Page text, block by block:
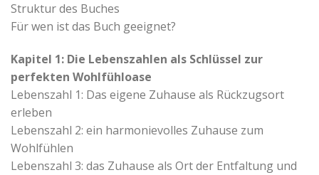
Struktur des Buches
Für wen ist das Buch geeignet?
Kapitel 1: Die Lebenszahlen als Schlüssel zur
perfekten Wohlfühloase
Lebenszahl 1: Das eigene Zuhause als Rückzugsort
erleben
Lebenszahl 2: ein harmonievolles Zuhause zum
Wohlfühlen
Lebenszahl 3: das Zuhause als Ort der Entfaltung und